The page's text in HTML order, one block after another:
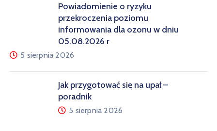
Powiadomienie o ryzyku
przekroczenia poziomu
informowania dla ozonu w dniu
05.08.2026 r
5 sierpnia 2026
Jak przygotować się na upał –
poradnik
5 sierpnia 2026